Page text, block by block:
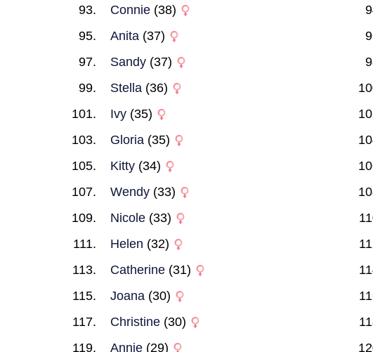
Connie (38)
Anita (37)
Sandy (37)
Stella (36)
Ivy (35)
Gloria (35)
Kitty (34)
Wendy (33)
Nicole (33)
Helen (32)
Catherine (31)
Joana (30)
Christine (30)
Annie (29)